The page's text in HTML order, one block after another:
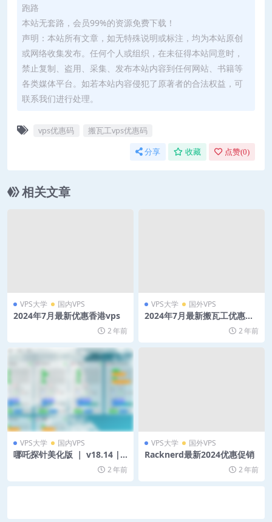
跑路
本站无套路，会员99%的资源免费下载！
声明：本站所有文章，如无特殊说明或标注，均为本站原创
或网络收集发布。任何个人或组织，在未征得本站同意时，
禁止复制、盗用、采集、发布本站内容到任何网站、书籍等
各类媒体平台。如若本站内容侵犯了原著者的合法权益，可
联系我们进行处理。
vps优惠码 搬瓦工vps优惠码
分享 收藏 点赞(0)
相关文章
VPS大学 国内VPS
2024年7月最新优惠香港vps
2 年前
VPS大学 国外VPS
2024年7月最新搬瓦工优惠码/
搬瓦工优惠套餐/高速线路2 年前
VPS大学 国内VPS
哪吒探针美化版 ｜ v18.14 | 2
2 年前
VPS大学 国外VPS
Racknerd最新2024优惠促销
2 年前